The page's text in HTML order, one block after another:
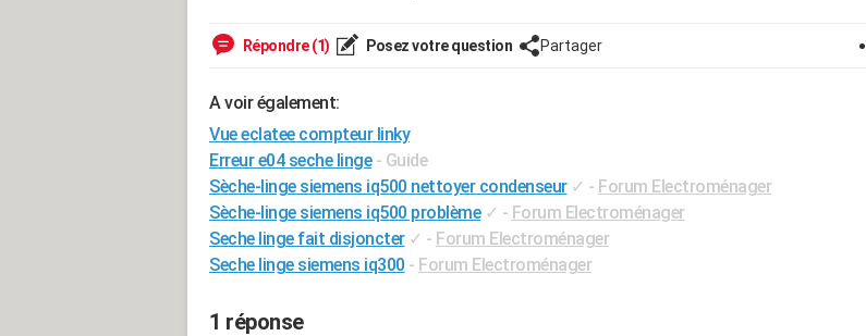
Répondre (1) Posez votre question Partager
A voir également:
Vue eclatee compteur linky
Erreur e04 seche linge - Guide
Sèche-linge siemens iq500 nettoyer condenseur ✓ - Forum Electroménager
Sèche-linge siemens iq500 problème ✓ - Forum Electroménager
Seche linge fait disjoncter ✓ - Forum Electroménager
Seche linge siemens iq300 - Forum Electroménager
1 réponse